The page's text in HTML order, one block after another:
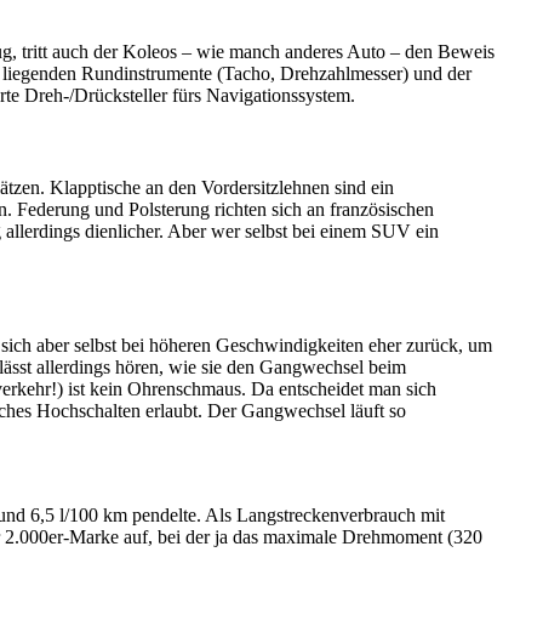
tritt auch der Koleos – wie manch anderes Auto – den Beweis
Rundinstrumente (Tacho, Drehzahlmesser) und der
Dreh-/Drücksteller fürs Navigationssystem.
Klapptische an den Vordersitzlehnen sind ein
und Polsterung richten sich an französischen
dienlicher. Aber wer selbst bei einem SUV ein
aber selbst bei höheren Geschwindigkeiten eher zurück, um
allerdings hören, wie sie den Gangwechsel beim
ist kein Ohrenschmaus. Da entscheidet man sich
Hochschalten erlaubt. Der Gangwechsel läuft so
6,5 l/100 km pendelte. Als Langstreckenverbrauch mit
Marke auf, bei der ja das maximale Drehmoment (320